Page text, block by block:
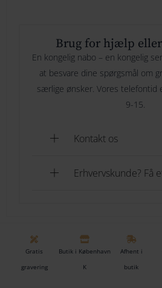
detaljerede verden af Maileg
Se de søde Maileg vandremus
Brug for hjælp eller
En kongelig nabo – en kongelig
at besvare dine spørgsmål om
særlige ønsker. Vores telefontid
9-15.
Kontakt os
Erhvervskunde? Få
Gratis
gravering
Butik i København
K
Afhent i
butik